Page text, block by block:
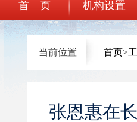
首 页 机构设置
当前位置 首页>
张恩惠在